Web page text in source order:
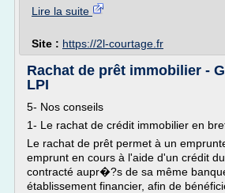
Lire la suite
Site : https://2l-courtage.fr
Rachat de prêt immobilier -
LPI
5- Nos conseils
1- Le rachat de crédit immobilier en
Le rachat de prêt permet à un
emprunt en cours à l'aide d'un crédit
contracté aupr�?s de sa même
établissement financier, afin de